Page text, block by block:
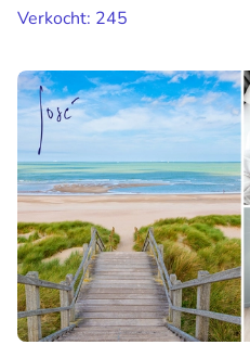
Verkocht: 245